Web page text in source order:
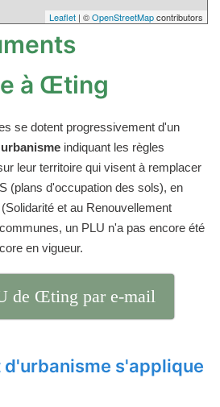
Leaflet | ©OpenStreetMapcontributors
à Œting
se dotent progressivement d'un
indiquant les règles
leur territoire qui visent à remplacer
(plans d'occupation des sols), en
et au Renouvellement
un PLU n'a pas encore été
en vigueur.
de Œting par e-mail
d'urbanisme s'applique